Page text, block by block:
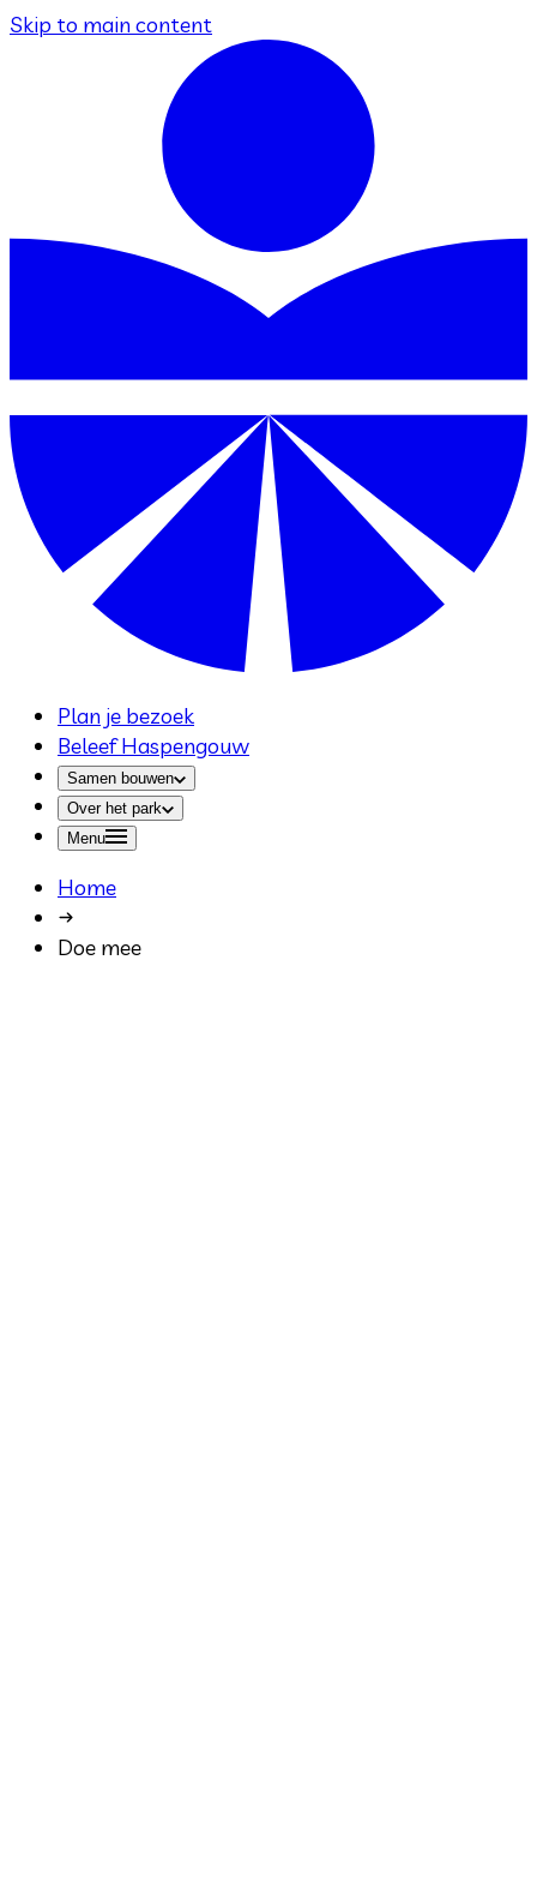
Skip to main content
Plan je bezoek
Beleef Haspengouw
Samen bouwen
Over het park
Menu
Home
Doe mee